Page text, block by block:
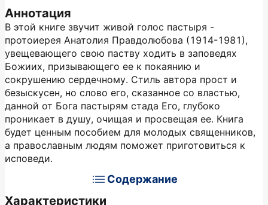
Аннотация
В этой книге звучит живой голос пастыря -
протоиерея Анатолия Правдолюбова (1914-1981),
увещевающего свою паству ходить в заповедях
Божиих, призывающего ее к покаянию и
сокрушению сердечному. Стиль автора прост и
безыскусен, но слово его, сказанное со властью,
данной от Бога пастырям стада Его, глубоко
проникает в душу, очищая и просвещая ее. Книга
будет ценным пособием для молодых священников,
а православным людям поможет приготовиться к
исповеди.
Содержание
Характеристики